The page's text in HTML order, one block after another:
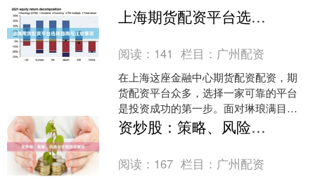
上海期货配资平台选择指南与注意事项
阅读： 141 栏目： 广州配资
在上海这座金融中心期货配资配资，期
货配资平台众多，选择一家可靠的平台
是投资成功的第一步。面对琳琅满目的
选择，投资者需谨慎甄别，避免潜在风
险。 **选择平台的核心....
资炒股：策略、风险与合规路径解析
阅读： 167 栏目： 广州配资